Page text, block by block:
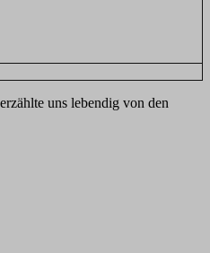
uns lebendig von den